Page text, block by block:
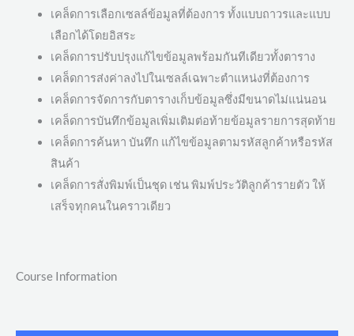
เคล็ดการเลือกเซลล์ข้อมูลที่ต้องการ ทั้งแบบถาวรและแบบ
เลือกได้โดยอิสระ
เคล็ดการปรับปรุงแก้ไขข้อมูลพร้อมกันทีเดียวทั้งตาราง
เคล็ดการส่งค่าลงไปในเซลล์เฉพาะตำแหน่งที่ต้องการ
เคล็ดการจัดการกับตารางเก็บข้อมูลซึ่งมีขนาดไม่แน่นอน
เคล็ดการบันทึกข้อมูลเพิ่มเติมต่อท้ายข้อมูลรายการสุดท้าย
เคล็ดการค้นหา บันทึก แก้ไขข้อมูลตามรหัสลูกค้าหรือรหัส
สินค้า
เคล็ดการสั่งพิมพ์เป็นชุด เช่น พิมพ์ประวัติลูกค้ารายตัว ให้
เสร็จทุกคนในคราวเดียว
Course Information